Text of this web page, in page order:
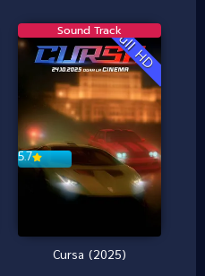
Full HD
5.7
Sound Track
Cursa (2025)